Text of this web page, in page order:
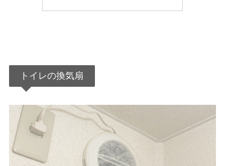
トイレの換気扇